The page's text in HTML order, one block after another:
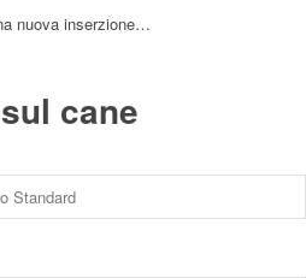
nuova inserzione…
cane